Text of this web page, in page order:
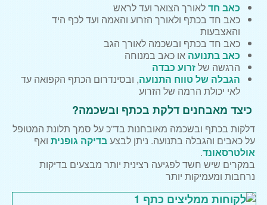
כאב חדלאורך הצואר ועד לראש
כאב חד בכתף ולאורך הזרוע והאמה ועד לכף היד
והאצבעות
כאב חד בכתף ובשכמה לאורך הגב
כאב בתנועה או כאב במנוחה
הרגשה שלזרוע כבדה
הגבלה של טווח התנועה, ובסינדרום הכתף הקפואה עד
לאי יכולת הרמה של הזרוע
כיצד מאבחנים דלקת בכתף ובשכמה?
דלקות בכתף ובשכמה מאובחנות בד”כ על סמך תלונת המטופל
על כאבים והגבלה בתנועה. ניתן לבצעבדיקה גופנית ואף
אולטרסאונד.
במקרים שיש חשד לפגיעה רצינית יותר מבצעים בדיקות
נרחבות ומעמיקות יותר